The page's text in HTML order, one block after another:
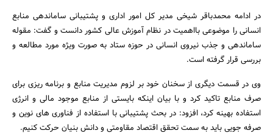
در ادامه محمدباقر شیخی مدیر کل امور اداری و پشتیبانی ساماندهی منابع
انسانی را موضوعی بااهمیت در نظام آموزش عالی کشور دانست و گفت: مقوله
ساماندهی و جذب نیروی انسانی در حوزه ستاد به صورت ویژه مورد مطالعه و
بررسی قرار گرفته است.
وی در قسمت دیگری از سخنان خود بر لزوم مدیریت منابع و برنامه ریزی برای
صرف منابع تاکید کرد و با بیان اینکه بایستی از منابع موجود مالی و انرژی
استفاده بهینه کرد، افزود: در بحث پشتیبانی با استفاده از فناوری های نوین و
صرفه جویی باید به سمت تحقق اقتصاد مقاومتی و دانش بنیان حرکت کنیم.